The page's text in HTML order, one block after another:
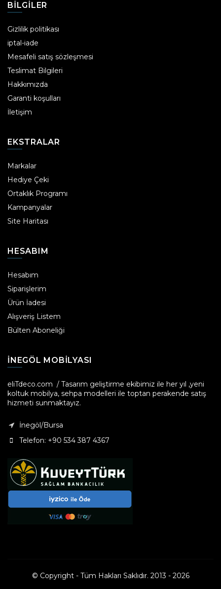
BILGILER
Gizlilik politikası
iptal-iade
Mesafeli satış sözleşmesi
Teslimat Bilgileri
Hakkımızda
Garanti koşulları
İletişim
EKSTRALAR
Markalar
Hediye Çeki
Ortaklık Programı
Kampanyalar
Site Haritası
HESABIM
Hesabım
Siparişlerim
Ürün İadesi
Alışveriş Listem
Bülten Aboneliği
INEGÖL MOBILYASI
eliTdeco.com / Tasarım geliştirme ekibimiz ile her yıl ,yeni
koltuk mobilya, sehpa modelleri ile toptan perakende satış
hizmeti sunmaktayız.
İnegöl/Bursa
Telefon: +90 534 387 4367
© Copyright - Tüm Hakları Saklıdır. 2013 - 2026